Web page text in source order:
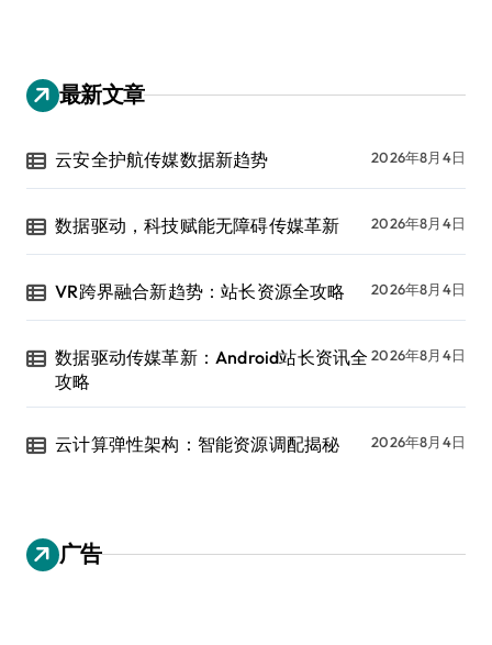
最新文章
云安全护航传媒数据新趋势 2026年8月4日
数据驱动，科技赋能无障碍传媒革新 2026年8月4日
VR跨界融合新趋势：站长资源全攻略 2026年8月4日
数据驱动传媒革新：Android站长资讯全
攻略
2026年8月4日
云计算弹性架构：智能资源调配揭秘 2026年8月4日
广告